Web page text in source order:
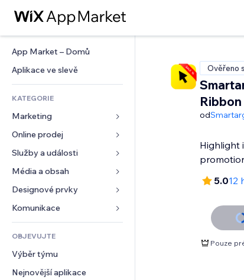
App Market – Domů
Aplikace ve slevě
KATEGORIE
Marketing
Reklamy
Mobilní zařízení
Analytika
Výpisy webu
E‑mail
Online prodej
Aplikace pro obchody
Doprava a doručení
Tlačítka pro prodej
Účetnictví
Kupóny a věrnostní programy
Skladování
Služby a události
Ubytování
Události
Restaurace
Nemovitosti
Rezervace
Média a obsah
Galerie
Hudba
Podcasty
Fotografie
Video
PDF
Designové prvky
Mapy a navigace
Soukromí a bezpečnost
Hodiny
Šablony stránek
Efekty pro obrázky
Formuláře
Ankety
Chat
OBJEVUJTE
Výběr týmu
Nejnovější aplikace
Ověřeno
Ribbon
od
Highlight
5.012
Pouze